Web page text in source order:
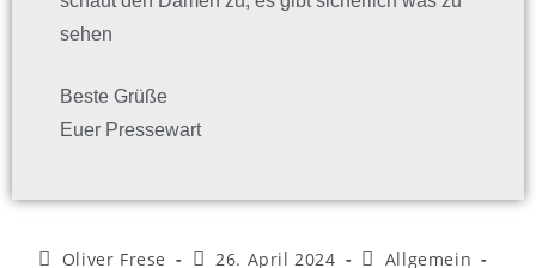
sehen
Beste Grüße
Euer Pressewart
Oliver Frese 26. April 2024
Allgemein